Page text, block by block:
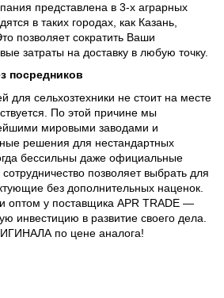
представлена в 3-х аграрных
в таких городах, как Казань,
позволяет сократить Ваши
затраты на доставку в любую точку.
посредников
для сельхозтехники не стоит на месте
По этой причине мы
мировыми заводами и
решения для нестандартных
бессильны даже официальные
позволяет выбрать для
без дополнительных наценок.
оптом у поставщика APR TRADE —
инвестицию в развитие своего дела.
по цене аналога!